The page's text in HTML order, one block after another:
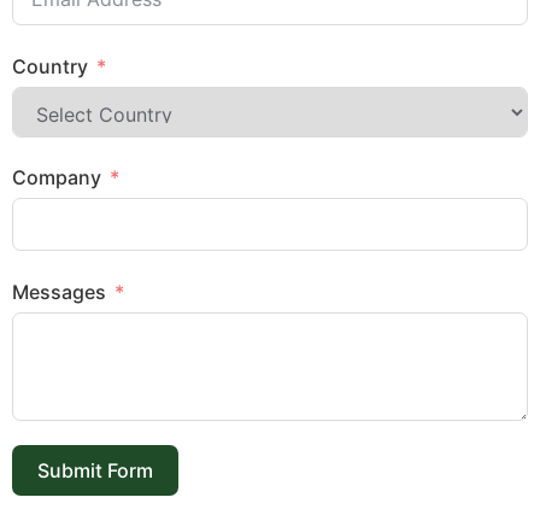
Country
Company
Messages
Submit Form